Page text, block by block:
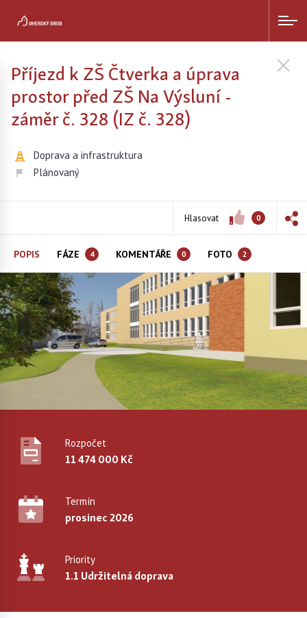
Příjezd k ZŠ Čtverka a úprava
prostor před ZŠ Na Výsluní -
záměr č. 328 (IZ č. 328)
Doprava a infrastruktura
Plánovaný
Hlasovat 0
POPIS FÁZE 4 KOMENTÁŘE 0 FOTO 2
Rozpočet
11 474 000 Kč
Termín
prosinec 2026
Priority
1.1 Udržitelná doprava